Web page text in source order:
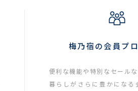
梅乃宿の会員プ
便利な機能や特別なセール
暮らしがさらに豊かになる